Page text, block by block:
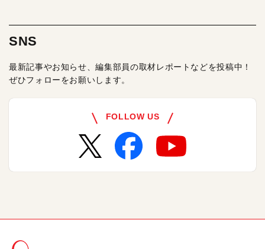
SNS
最新記事やお知らせ、編集部員の取材レポートなどを投稿中！
ぜひフォローをお願いします。
FOLLOW US